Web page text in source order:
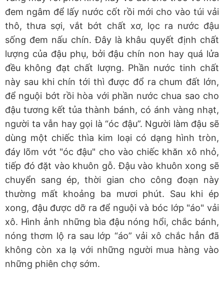
đem ngâm để lấy nước cốt rồi mới cho vào túi vải
thô, thưa sợi, vắt bớt chất xơ, lọc ra nước đậu
sống đem nấu chín. Đây là khâu quyết định chất
lượng của đậu phụ, bởi đậu chín non hay quá lửa
đều không đạt chất lượng. Phần nước tinh chất
này sau khi chín tới thì được đổ ra chum đất lớn,
để nguội bớt rồi hòa với phần nước chua sao cho
đậu tương kết tủa thành bánh, có ánh vàng nhạt,
người ta vẫn hay gọi là “óc đậu”. Người làm đậu sẽ
dùng một chiếc thìa kim loại có dạng hình tròn,
đáy lõm vớt "óc đậu" cho vào chiếc khăn xô nhỏ,
tiếp đó đặt vào khuôn gỗ. Đậu vào khuôn xong sẽ
chuyển sang ép, thời gian cho công đoạn này
thường mất khoảng ba mươi phút. Sau khi ép
xong, đậu được dỡ ra để nguội và bóc lớp "áo" vải
xô. Hình ảnh những bìa đậu nóng hổi, chắc bánh,
nóng thơm lộ ra sau lớp “áo” vải xô chắc hẳn đã
không còn xa lạ với những người mua hàng vào
những phiên chợ sớm.